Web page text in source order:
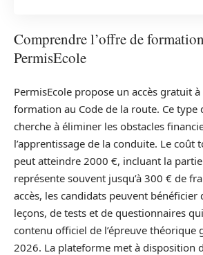
Comprendre l’offre de
PermisEcole
PermisEcole propose un accès gratuit
formation au Code de la route. Ce
cherche à éliminer les obstacles
l’apprentissage de la conduite. Le coût
peut atteindre 2000 €, incluant la
représente souvent jusqu’à 300 € de
accès, les candidats peuvent bénéficier
leçons, de tests et de questionnaires
contenu officiel de l’épreuve théorique
2026. La plateforme met à disposition